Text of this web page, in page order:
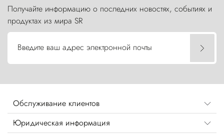
Получайте информацию о последних новостях, событиях и
продуктах из мира SR
Введите ваш адрес электронной почты
Обслуживание клиентов
Юридическая информация